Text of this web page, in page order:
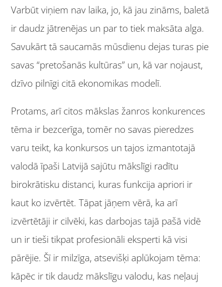
Varbūt viņiem nav laika, jo, kā jau zināms, baletā
ir daudz jātrenējas un par to tiek maksāta alga.
Savukārt tā saucamās mūsdienu dejas turas pie
savas “pretošanās kultūras” un, kā var nojaust,
dzīvo pilnīgi citā ekonomikas modelī.
Protams, arī citos mākslas žanros konkurences
tēma ir bezcerīga, tomēr no savas pieredzes
varu teikt, ka konkursos un tajos izmantotajā
valodā īpaši Latvijā sajūtu mākslīgi radītu
birokrātisku distanci, kuras funkcija apriori ir
kaut ko izvērtēt. Tāpat jāņem vērā, ka arī
izvērtētāji ir cilvēki, kas darbojas tajā pašā vidē
un ir tieši tikpat profesionāli eksperti kā visi
pārējie. Šī ir milzīga, atsevišķi aplūkojam tēma:
kāpēc ir tik daudz mākslīgu valodu, kas neļauj